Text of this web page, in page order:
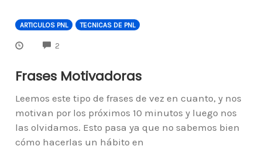
ARTICULOS PNL TECNICAS DE PNL
2
Frases Motivadoras
Leemos este tipo de frases de vez en cuanto, y nos
motivan por los próximos 10 minutos y luego nos
las olvidamos. Esto pasa ya que no sabemos bien
cómo hacerlas un hábito en